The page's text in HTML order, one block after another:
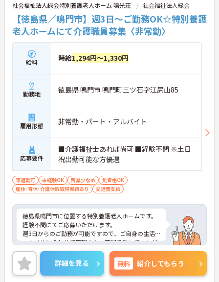
社会福祉法人緑会特別養護老人ホーム 鳴光荘 社会福祉法人緑会
【徳島県／鳴門市】週3日～ご勤務OK☆特別養護
老人ホームにて介護職員募集〈非常勤〉
給料 時給1,294円～1,330円
勤務地 徳島県 鳴門市 鳴門町三ツ石字江尻山85
雇用形態 非常勤・パート・アルバイト
応募要件
■介護福祉士あれば尚可 ■経験不問 ※土日
祝出勤可能な方優遇
車通勤可 未経験OK 残業少なめ
無資格OK
産休･育休･介護休暇取得実績あり
交通費支給
徳島県鳴門市に位置する特別養護老人ホームです。
経験不問にてご応募いただけます。
週3日からのご勤務が可能ですので、ご自身の生活
スタイルに合わせて無理のない範囲で働いていただ
けます。
ご興味のある方には、面接対策ポイントなど、さら
に詳細をお話しいたしますのでお気軽にご相談くだ
さい！
詳細を見る 無料 紹介してもらう